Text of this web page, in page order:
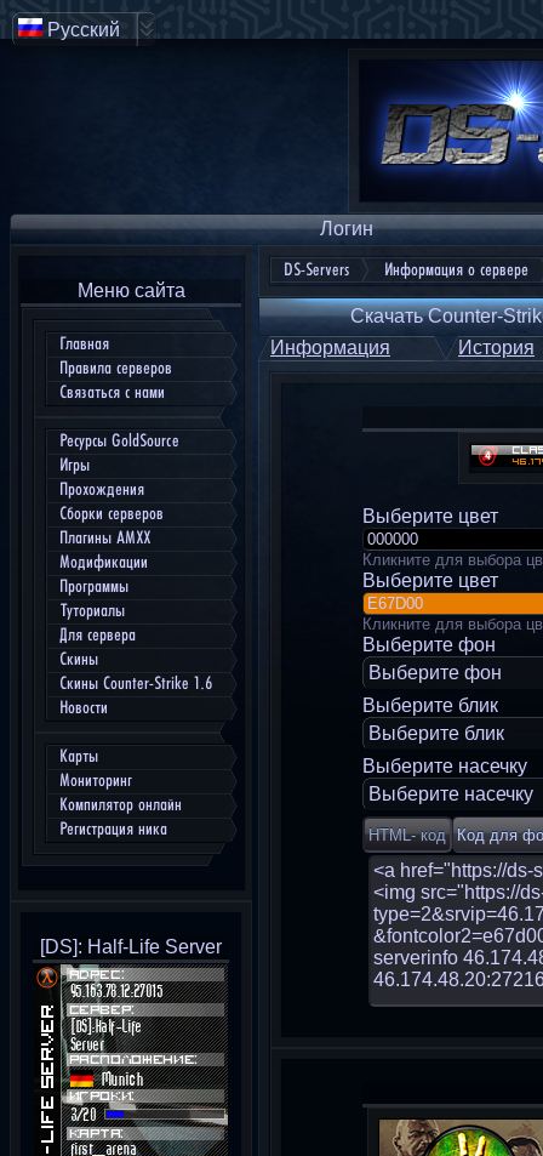
Логин
Меню сайта
Главная
Правила серверов
Связаться с нами
Ресурсы GoldSource
Игры
Прохождения
Сборки серверов
Плагины AMXX
Модификации
Программы
Туториалы
Для сервера
Скины
Скины Counter-Strike 1.6
Новости
Карты
Мониторинг
Компилятор онлайн
Регистрация ника
[DS]: Half-Life Server
DS-Servers Информация о сервере
Скачать Counter-
Информация
История
Выберите цвет
Кликните для выбора
Выберите цвет
Кликните для выбора
Выберите фон
Выберите фон
Выберите блик
Выберите блик
Выберите насечку
Выберите насечку
Русский